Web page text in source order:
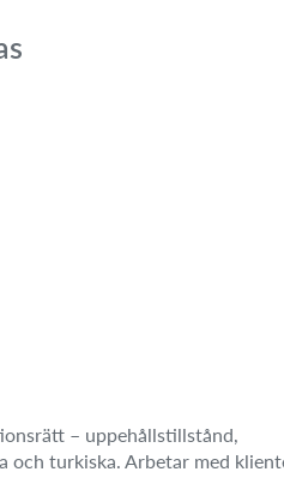
– uppehållstillstånd,
och turkiska. Arbetar med